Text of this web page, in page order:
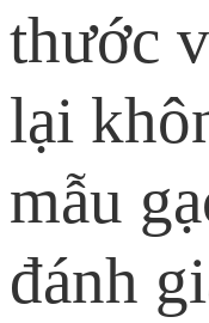
thước
lại
mẫu
đánh